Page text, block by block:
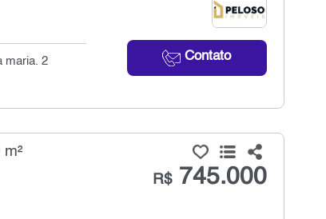
Contato
maria. 2
R$745.000